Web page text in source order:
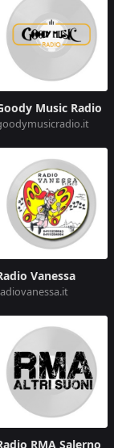
Music Radio
Vanessa
RMA Salerno